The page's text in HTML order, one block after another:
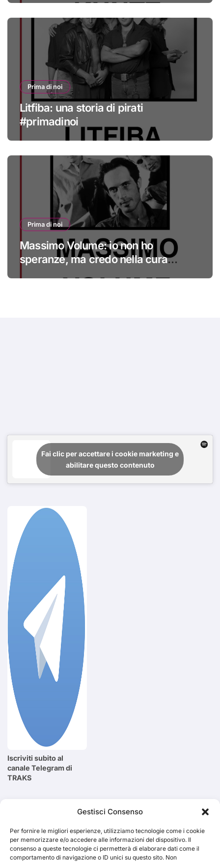
Gestisci Consenso
Per fornire le migliori esperienze, utilizziamo tecnologie come i cookie
per memorizzare e/o accedere alle informazioni del dispositivo. Il
consenso a queste tecnologie ci permetterà di elaborare dati come il
comportamento di navigazione o ID unici su questo sito. Non
Prima di noi
Litfiba: una storia di pirati
#primadinoi
Prima di noi
Massimo Volume: io non ho
speranze, ma credo nella cura
Fai clic per accettare i cookie marketing e
abilitare questo contenuto
Iscriviti subito al
canale Telegram di
TRAKS
Cerca